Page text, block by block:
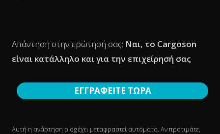
Απάντηση στην ερώτησή σας: Ναι, το Cargoson
είναι κατάλληλο και για την επιχείρησή σας
ΕΓΓΡΑΦΕΙΤΕ ΤΩΡΑ
Αυτή η ανάρτηση blog έχει μεταφραστεί αυτόματα. Αν προτιμάτε,